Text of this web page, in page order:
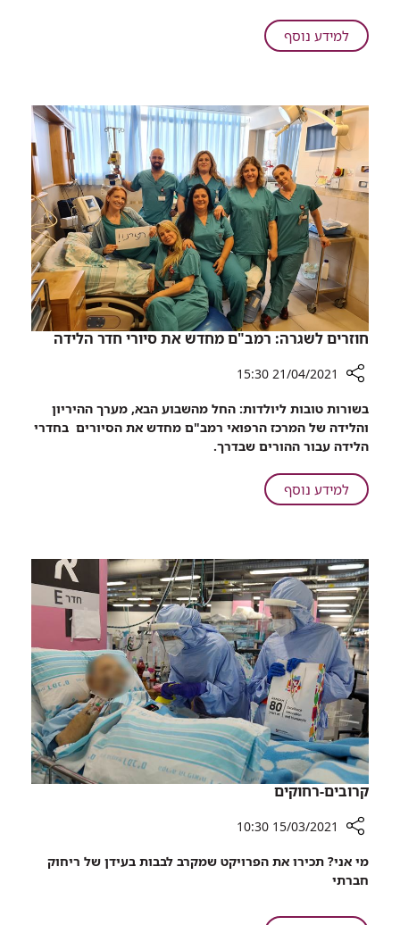
בפאזל למידע נוסףעל
החלק
חוזרים לשגרה: רמב"ם מחדש את סיורי חדר הלידה
שיתוף
חוזרים
לשגרה:
רמב"ם
מחדש
הלידה
21/04/2021 15:30
בשורות טובות ליולדות: החל מהשבוע הבא, מערך ההיריון
והלידה של המרכז הרפואי רמב"ם מחדש את הסיורים בחדרי
הלידה עבור ההורים שבדרך.
למידע נוסףעל
חוזרים
מחדש
את
סיורי
חדר
הלידה
קרובים-רחוקים
שיתוף
קרובים-רחוקים
15/03/2021 10:30
מי אני? תכירו את הפרויקט שמקרב לבבות בעידן של ריחוק
חברתי